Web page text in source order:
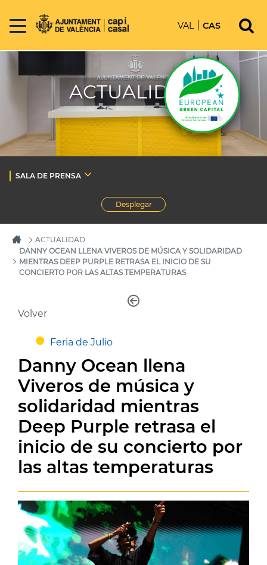
VAL CAS
ACTUALIDAD
SALA DE PRENSA
Desplegar
ACTUALIDAD
DANNY OCEAN LLENA VIVEROS DE MÚSICA Y SOLIDARIDAD
MIENTRAS DEEP PURPLE RETRASA EL INICIO DE SU
CONCIERTO POR LAS ALTAS TEMPERATURAS
Volver
Feria de Julio
Danny Ocean llena
Viveros de música y
solidaridad mientras
Deep Purple retrasa el
inicio de su concierto por
las altas temperaturas